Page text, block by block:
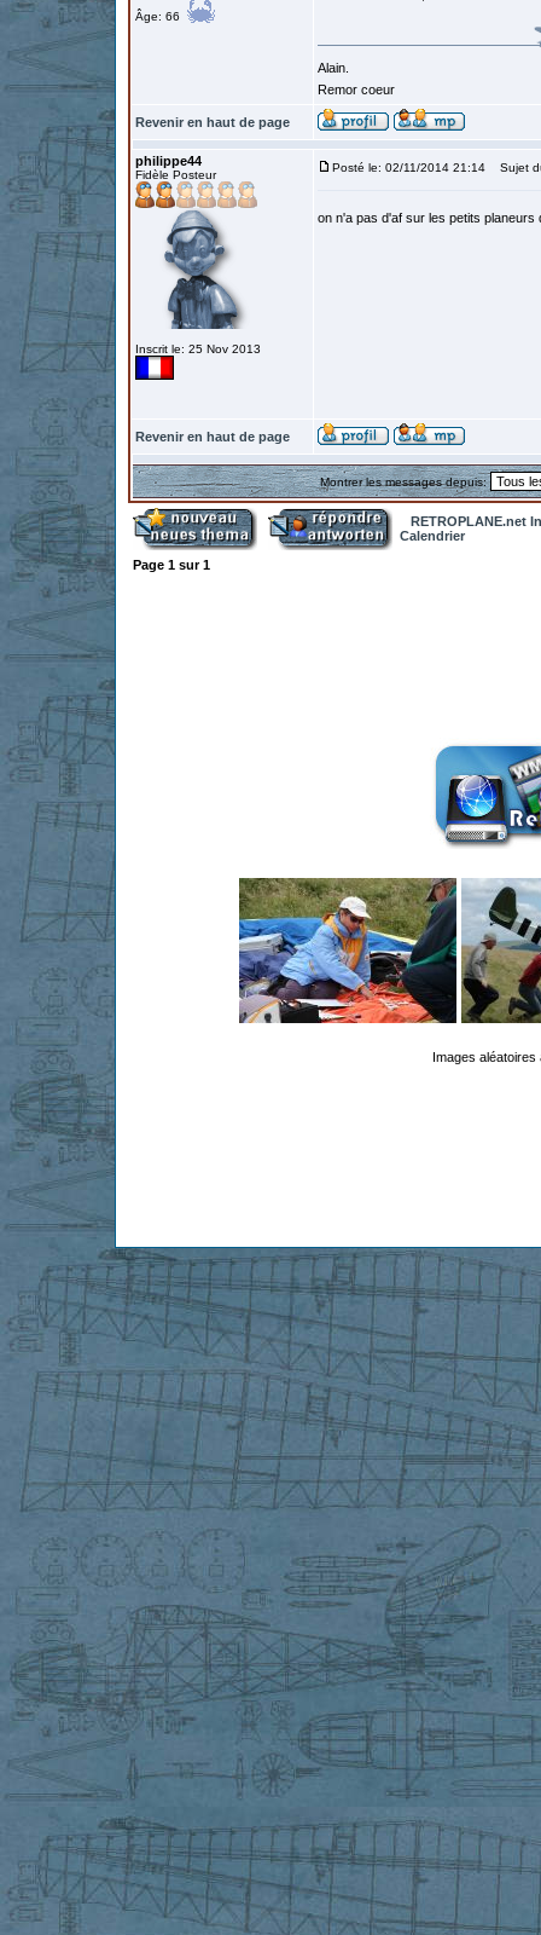
Âge: 66
Alain.
Remor coeur
Revenir en haut de page
philippe44
Fidèle Posteur
Inscrit le: 25 Nov 2013
Posté le: 02/11/2014 21:14 Sujet
on n'a pas d'af sur les petits planeurs
Revenir en haut de page
Montrer les messages depuis:
RETROPLANE.net
Calendrier
Page 1 sur1
Images aléatoires